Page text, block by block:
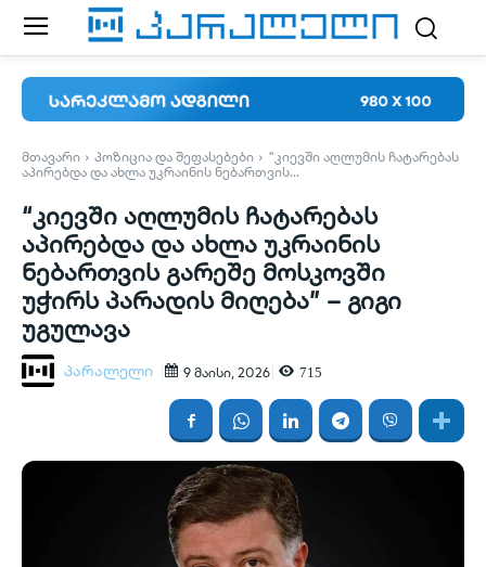
ᲛᲗᲐᲕᲐᲠᲘ ᲞᲝᲖᲘᲪᲘᲐ ᲓᲐ ᲨᲔᲤᲐᲡᲔᲑᲔᲑᲘ
"ᲙᲘᲔᲕᲨᲘ ᲐᲦᲚᲣᲛᲘᲡ ᲩᲐᲢᲐᲠᲔᲑᲐᲡ
ᲐᲞᲘᲠᲔᲑᲓᲐ ᲓᲐ ᲐᲮᲚᲐ ᲣᲙᲠᲐᲘᲜᲘᲡ ᲜᲔᲑᲐᲠᲗᲕᲘᲡ...
“კიევში აღლუმის ჩატარებას
აპირებდა და ახლა უკრაინის
ნებართვის გარეშე მოსკოვში
უჭირს პარადის მიღება” – გიგი
უგულავა
პარალელი 9 მაისი, 2026 715